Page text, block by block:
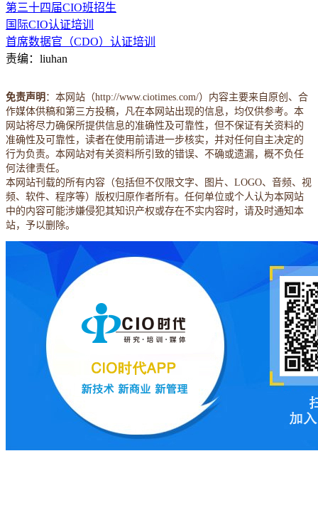
第三十四届CIO班招生
国际CIO认证培训
首席数据官（CDO）认证培训
责编：liuhan
免责声明 ：本网站（http://www.ciotimes.com/）内容主要来自原创、合
作媒体供稿和第三方投稿，凡在本网站出现的信息，均仅供参考。本
网站将尽力确保所提供信息的准确性及可靠性，但不保证有关资料的
准确性及可靠性，读者在使用前请进一步核实，并对任何自主决定的
行为负责。本网站对有关资料所引致的错误、不确或遗漏，概不负任
何法律责任。
本网站刊载的所有内容（包括但不仅限文字、图片、LOGO、音频、视
频、软件、程序等）版权归原作者所有。任何单位或个人认为本网站
中的内容可能涉嫌侵犯其知识产权或存在不实内容时，请及时通知本
站，予以删除。